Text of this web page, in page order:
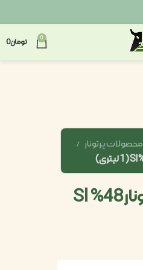
0 تومان0
محصولات پرتونار
بنتازون پرتونار48% Sl